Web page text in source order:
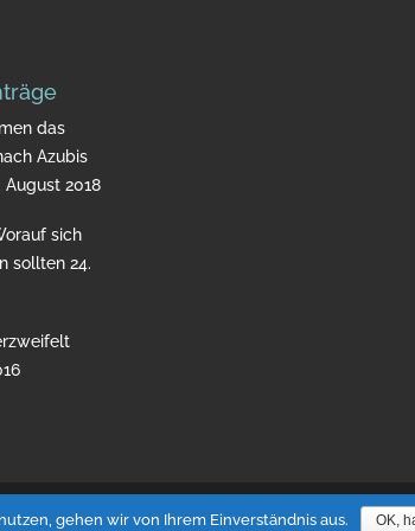
das
Azubis
August 2018
sich
sollten 24.
gehen wir von Ihrem Einverständnis aus. OK,